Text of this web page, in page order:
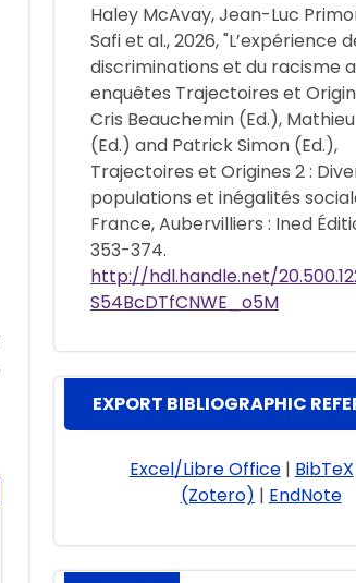
Haley McAvay, Jean-Luc
Safi et al., 2026, "L’expérience
discriminations et du racisme
enquêtes Trajectoires et
Cris Beauchemin (Ed.),
(Ed.) and Patrick Simon (Ed.),
Trajectoires et Origines 2 :
populations et inégalités
France, Aubervilliers : Ined
353-374.
http://hdl.handle.net/
S54BcDTfCNWE_o5M
EXPORT BIBLIOGRAPHIC
Excel/Libre Office| BibTeX
(Zotero) | EndNote